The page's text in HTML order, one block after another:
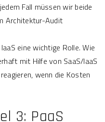
Fall müssen wir beide
Architektur-Audit
eine wichtige Rolle. Wie
mit Hilfe von SaaS/IaaS
wenn die Kosten
3: PaaS